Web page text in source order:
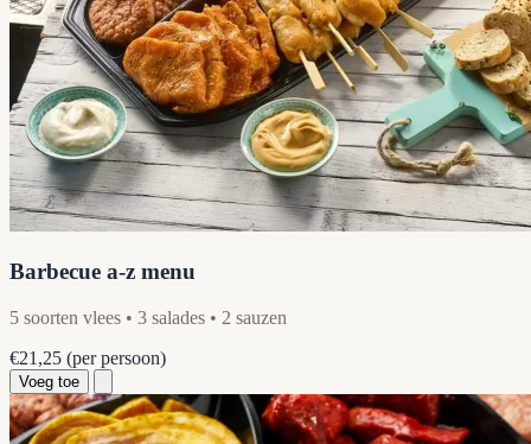
Barbecue a-z menu
5 soorten vlees • 3 salades • 2 sauzen
€21,25 (per persoon)
Voeg toe